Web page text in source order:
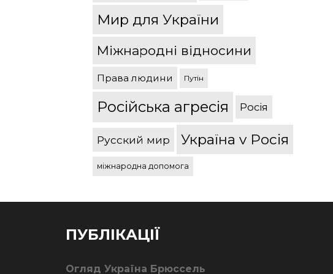
Мир для України
Міжнародні відносини
Права людини Путін
Російська агресія Росія
Русский мир Україна v Росія
міжнародна допомога
ПУБЛІКАЦІЇ
Огляд Україна Брюссель